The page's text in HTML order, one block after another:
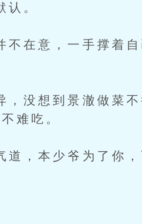
。
在意，一手撑着自
没想到景澈做菜不
难吃。
，本少爷为了你，